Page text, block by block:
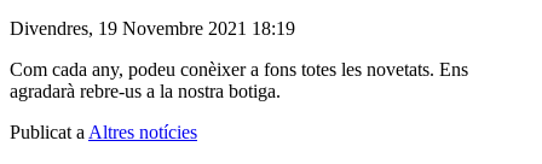
Divendres, 19 Novembre 2021 18:19
Com cada any, podeu conèixer a fons totes les novetats. Ens
agradarà rebre-us a la nostra botiga.
Publicat a Altres notícies